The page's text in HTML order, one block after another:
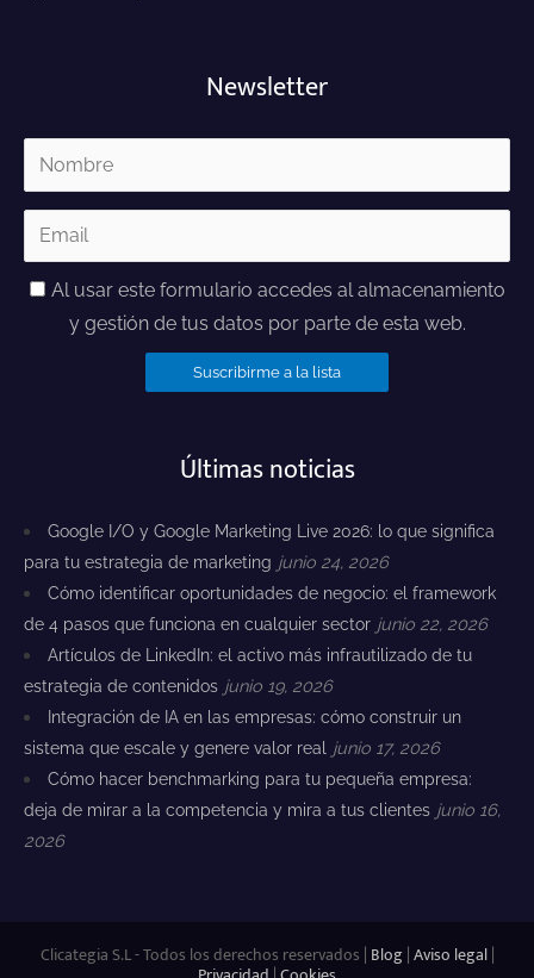
Newsletter
Al usar este formulario accedes al almacenamiento
y gestión de tus datos por parte de esta web.
Últimas noticias
Google I/O y Google Marketing Live 2026: lo que significa
para tu estrategia de marketing junio 24, 2026
Cómo identificar oportunidades de negocio: el framework
de 4 pasos que funciona en cualquier sector junio 22, 2026
Artículos de LinkedIn: el activo más infrautilizado de tu
estrategia de contenidos junio 19, 2026
Integración de IA en las empresas: cómo construir un
sistema que escale y genere valor real junio 17, 2026
Cómo hacer benchmarking para tu pequeña empresa:
deja de mirar a la competencia y mira a tus clientes junio 16,
2026
Clicategia S.L - Todos los derechos reservados | Blog|Aviso legal|